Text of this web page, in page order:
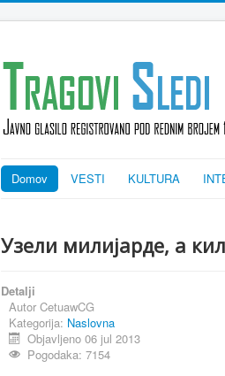
Domov VESTI KULTURA
Узели милијарде, а
Detalji
Autor CetuawCG
Kategorija: Naslovna
Objavljeno 06 jul 2013
Pogodaka: 7154